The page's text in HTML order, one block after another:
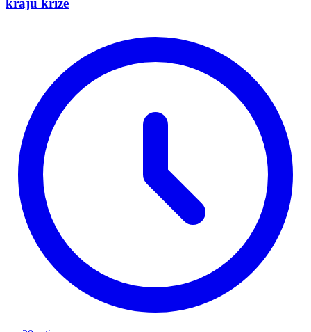
kraju krize